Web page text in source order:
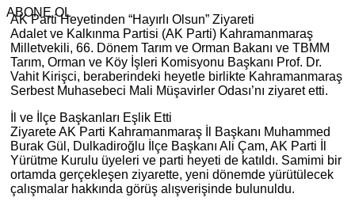
ABONE OL
AK Parti Heyetinden “Hayırlı Olsun” Ziyareti
Adalet ve Kalkınma Partisi (AK Parti) Kahramanmaraş
Milletvekili, 66. Dönem Tarım ve Orman Bakanı ve TBMM
Tarım, Orman ve Köy İşleri Komisyonu Başkanı Prof. Dr.
Vahit Kirişci, beraberindeki heyetle birlikte Kahramanmaraş
Serbest Muhasebeci Mali Müşavirler Odası’nı ziyaret etti.
İl ve İlçe Başkanları Eşlik Etti
Ziyarete AK Parti Kahramanmaraş İl Başkanı Muhammed
Burak Gül, Dulkadiroğlu İlçe Başkanı Ali Çam, AK Parti İl
Yürütme Kurulu üyeleri ve parti heyeti de katıldı. Samimi bir
ortamda gerçekleşen ziyarette, yeni dönemde yürütülecek
çalışmalar hakkında görüş alışverişinde bulunuldu.